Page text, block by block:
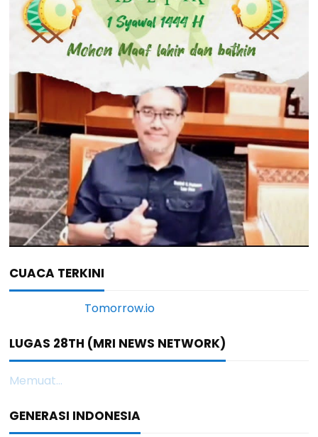
CUACA TERKINI
LUGAS 28TH (MRI NEWS NETWORK)
Memuat...
GENERASI INDONESIA